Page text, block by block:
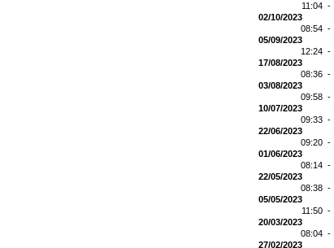
11:04 -
02/10/2023
08:54 -
05/09/2023
12:24 -
17/08/2023
08:36 -
03/08/2023
09:58 -
10/07/2023
09:33 -
22/06/2023
09:20 -
01/06/2023
08:14 -
22/05/2023
08:38 -
05/05/2023
11:50 -
20/03/2023
08:04 -
27/02/2023